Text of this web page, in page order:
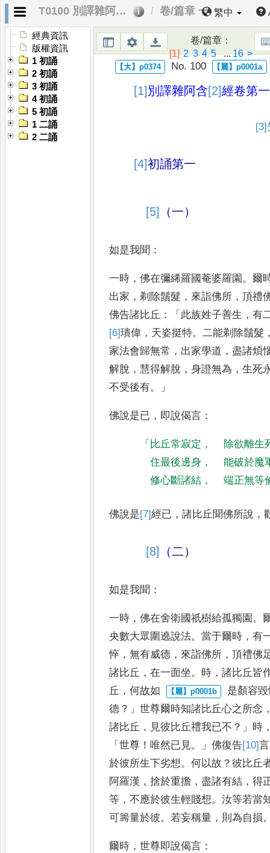
T0100 別譯雜阿含經 卷/篇章 一 繁中
經典資訊
版權資訊
1 初誦
2 初誦
3 初誦
4 初誦
5 初誦
1 二誦
2 二誦
卷/篇章 ：
[1] 2 3 4 5...16 >
No. 100
[1] 別譯雜阿含[2]經卷第一
[3]
[4]初誦第一
[5] （一）
如是我聞 ：
一時 ，佛在彌絺羅國菴婆羅 園 。爾
出家 ，剃除鬚髮 ， 來詣佛所 ，頂禮
佛告諸比丘 ：「 此族姓子善生 ，有
[6]璝偉 ， 天姿挺特。二能剃除鬚髮
家法會歸無常 ， 出家學道 ，盡諸煩
解脫 ，慧得解脫 ，身證無為 ，生死
不受後有。」
佛說是已 ， 即說偈言 ：
「 比丘常寂定 ，
除欲離生
住最後邊身 ，
能破於魔
修心斷諸結 ， 端正無等
佛說是[7]經已 ，諸比丘聞佛所說 ，
[8] （二）
如是我聞 ：
一時 ，佛在舍衛國祇樹給孤獨園。
央數大眾圍遶說法。當于爾時 ，有
悴 ，無有威德 ， 來詣佛所 ，頂禮佛
諸比丘 ，在一面坐。 時 ，諸比丘皆
丘 ，何故如
是顏容
德 ？」世尊爾時知諸比丘心之所念
諸比丘 ， 見彼比丘禮我已不 ？」 時
「世尊 ！唯然已見。」佛復告[10]言
於彼所生下劣想。何以故 ？彼比丘
阿羅漢 ，捨於重擔 ，盡諸有結 ，得
等 ，不應於彼生輕賤想。汝等若當
可籌量於彼。若妄稱量 ， 則為自損
爾時 ，世尊即說偈言 ：